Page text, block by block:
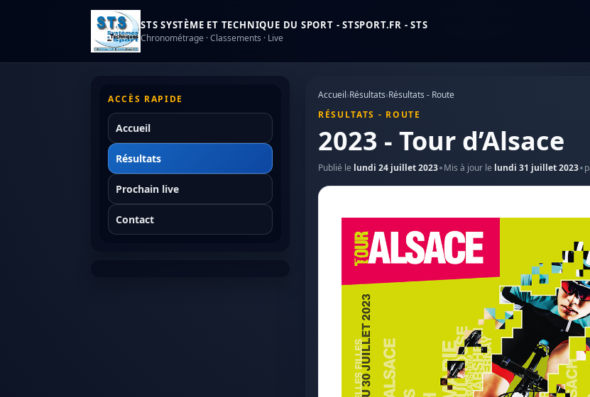
STS SYSTÈME ET TECHNIQUE DU SPORT - STSPORT.FR - STS
Chronométrage · Classements · Live
ACCÈS RAPIDE
Accueil
Résultats
Prochain live
Contact
Accueil›Résultats›Résultats - Route
RÉSULTATS - ROUTE
2023 - Tour d’Alsace
Publié le lundi 24 juillet 2023 Mis à jour le lundi 31 juillet 2023